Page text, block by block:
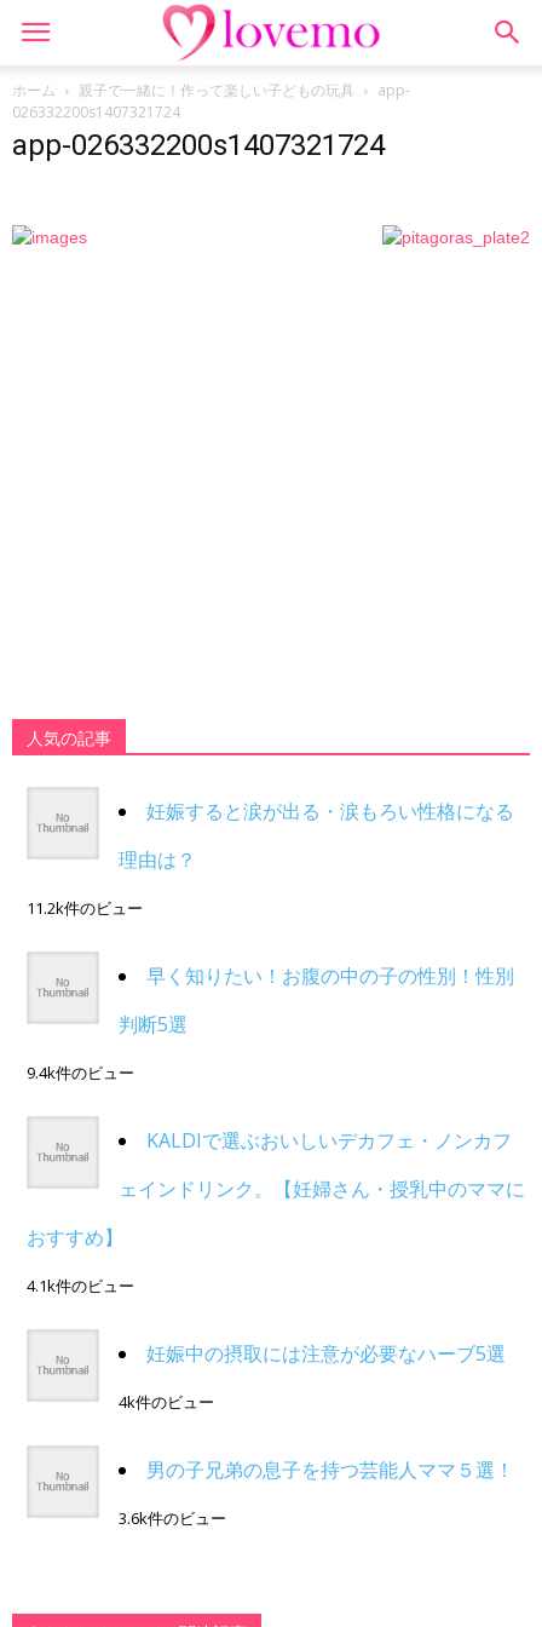
ホーム 親子で一緒に！作って楽しい子どもの玩具
app-
026332200s1407321724
app-026332200s1407321724
人気の記事
妊娠すると涙が出る・涙もろい性格になる
理由は？
11.2k件のビュー
早く知りたい！お腹の中の子の性別！性別
判断5選
9.4k件のビュー
KALDIで選ぶおいしいデカフェ・ノンカフ
ェインドリンク。【妊婦さん・授乳中のママに
おすすめ】
4.1k件のビュー
妊娠中の摂取には注意が必要なハーブ5選
4k件のビュー
男の子兄弟の息子を持つ芸能人ママ５選！
3.6k件のビュー